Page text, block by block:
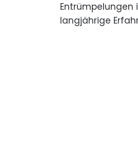
Entrümpelungen
langjährige